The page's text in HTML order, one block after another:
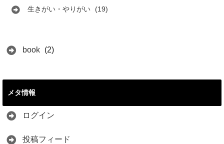
生きがい・やりがい (19)
book (2)
メタ情報
ログイン
投稿フィード